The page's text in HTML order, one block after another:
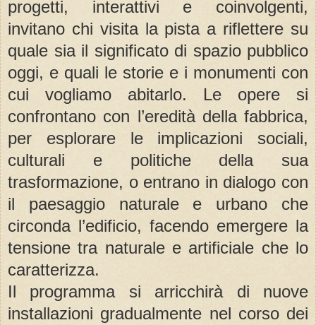
progetti, interattivi e coinvolgenti,
invitano chi visita la pista a riflettere su
quale sia il significato di spazio pubblico
oggi, e quali le storie e i monumenti con
cui vogliamo abitarlo. Le opere si
confrontano con l’eredità della fabbrica,
per esplorare le implicazioni sociali,
culturali e politiche della sua
trasformazione, o entrano in dialogo con
il paesaggio naturale e urbano che
circonda l’edificio, facendo emergere la
tensione tra naturale e artificiale che lo
caratterizza.
Il programma si arricchirà di nuove
installazioni gradualmente nel corso dei